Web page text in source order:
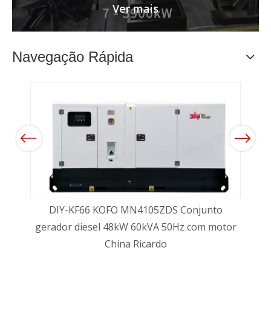
Ver mais
Navegação Rápida
Previous
DIY-KF66 KOFO MN4105ZDS Conjunto
gerador diesel 48kW 60kVA 50Hz com motor
China Ricardo
Next